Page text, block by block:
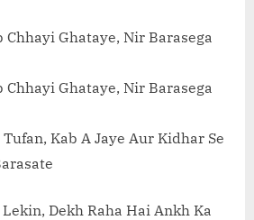
Ghataye, Nir Barasega
Ghataye, Nir Barasega
Kab A Jaye Aur Kidhar Se
Dekh Raha Hai Ankh Ka